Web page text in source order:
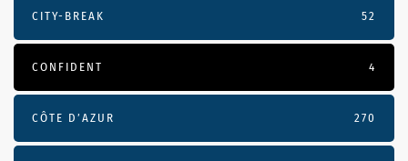
CITY-BREAK 52
CONFIDENT 4
CÔTE D’AZUR 270